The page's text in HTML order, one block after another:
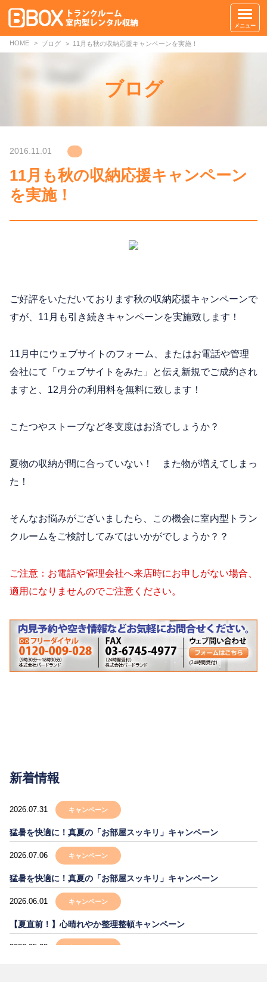
メニュー
HOME ブログ 11月も秋の収納応援キャンペーンを実施！
ブログ
2016.11.01
11月も秋の収納応援キャンペーン
を実施！
ご好評をいただいております秋の収納応援キャンペーンで
すが、11月も引き続きキャンペーンを実施致します！
11月中にウェブサイトのフォーム、またはお電話や管理
会社にて「ウェブサイトをみた」と伝え新規でご成約され
ますと、12月分の利用料を無料に致します！
こたつやストーブなど冬支度はお済でしょうか？
夏物の収納が間に合っていない！ また物が増えてしまっ
た！
そんなお悩みがございましたら、この機会に室内型トラン
クルームをご検討してみてはいかがでしょうか？？
ご注意：お電話や管理会社へ来店時にお申しがない場合、
適用になりませんのでご注意ください。
新着情報
2026.07.31 キャンペーン
猛暑を快適に！真夏の「お部屋スッキリ」キャンペーン
2026.07.06 キャンペーン
猛暑を快適に！真夏の「お部屋スッキリ」キャンペーン
2026.06.01 キャンペーン
【夏直前！】心晴れやか整理整頓キャンペーン
2026.05.08 キャンペーン